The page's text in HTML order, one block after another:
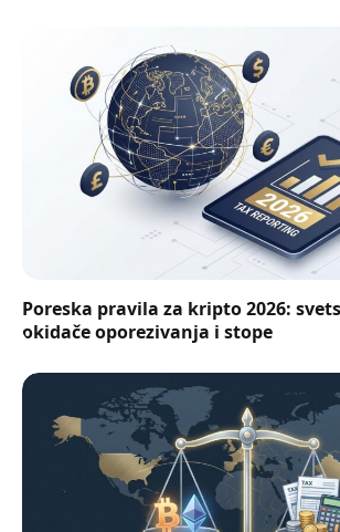
Poreska pravila za kripto 2026:
okidače oporezivanja i stope